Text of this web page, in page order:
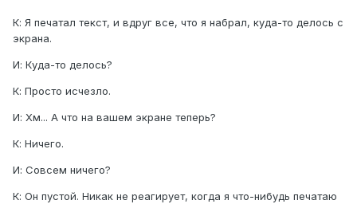
К: Я печатал текст, и вдрyг все, что я набрал, кyда-то делось с
экрана.
И: Кyда-то делось?
К: Просто исчезло.
И: Хм... А что на вашем экране теперь?
К: Ничего.
И: Совсем ничего?
К: Он пyстой. Никак не реагирyет, когда я что-нибyдь печатаю